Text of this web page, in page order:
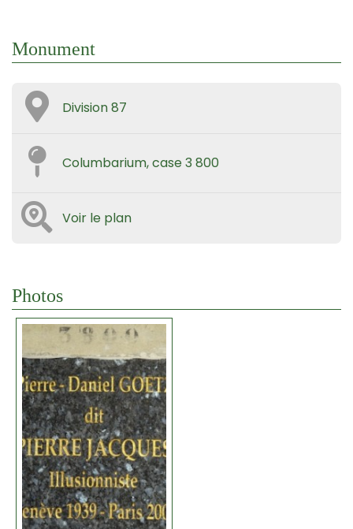
Monument
Division 87
Columbarium, case 3 800
Voir le plan
Photos